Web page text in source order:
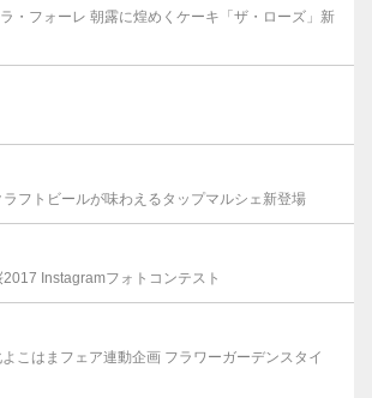
・フォーレ 朝露に煌めくケーキ「ザ・ローズ」新
ラフトビールが味わえるタップマルシェ新登場
Instagramフォトコンテスト
こはまフェア連動企画 フラワーガーデンスタイ